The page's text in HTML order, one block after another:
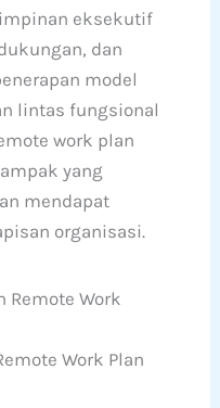
eksekutif
dan
model
lintas fungsional
work plan
yang
mendapat
organisasi.
Work Plan